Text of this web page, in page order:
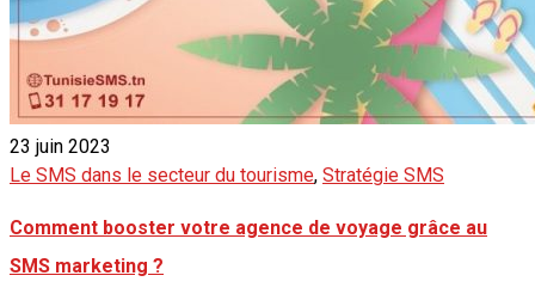
23 juin 2023
Le SMS dans le secteur du tourisme, Stratégie SMS
Comment booster votre agence de voyage grâce au
SMS marketing ?